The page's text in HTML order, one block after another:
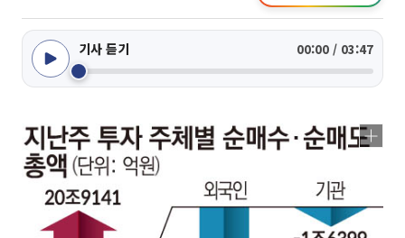
기사 듣기 00:00 / 03:47